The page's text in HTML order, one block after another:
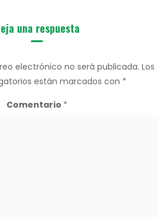
una respuesta
electrónico no será publicada. Los
están marcados con *
Comentario *